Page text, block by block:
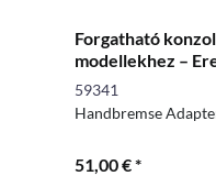
Forgatható
modellekhez –
Kézi...
59341
Handbremse
51,00 € *